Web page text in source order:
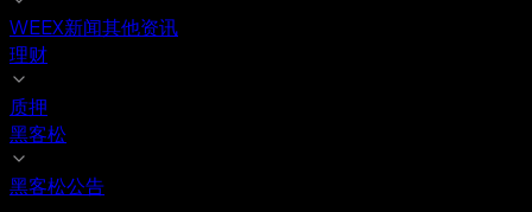
WEEX新闻其他资讯
理财
质押
黑客松
黑客松公告